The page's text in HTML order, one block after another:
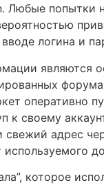
Любые попытки
логина и
являются
оперативно
к своему
свежий адрес
которое